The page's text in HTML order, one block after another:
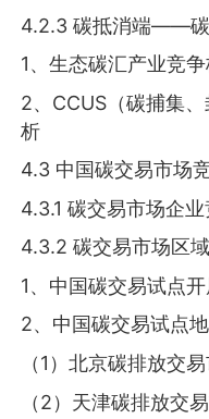
4.2.3 碳抵消端——碳
1、生态碳汇产业竞
2、CCUS（碳捕集
析
4.3 中国碳交易市场
4.3.1 碳交易市场企
4.3.2 碳交易市场区
1、中国碳交易试点
2、中国碳交易试点
（1）北京碳排放交
（2）天津碳排放交